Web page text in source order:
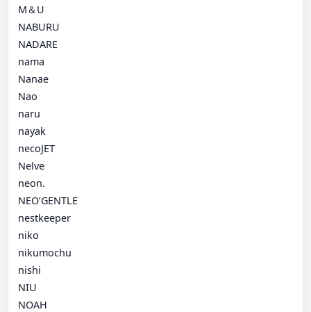
M＆U
NABURU
NADARE
nama
Nanae
Nao
naru
nayak
necoJET
Nelve
neon.
NEO’GENTLE
nestkeeper
niko
nikumochu
nishi
NIU
NOAH